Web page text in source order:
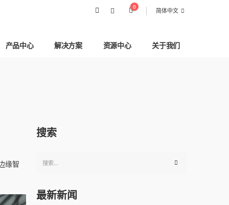
0
简体中文
产品中心 解决方案 资源中心 关于我们
缘智
搜索
最新新闻